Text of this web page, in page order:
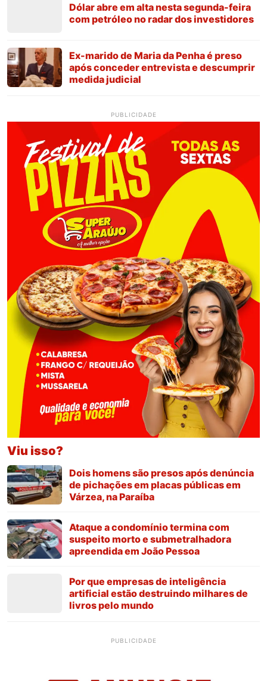
Dólar abre em alta nesta segunda-feira
com petróleo no radar dos investidores
Ex-marido de Maria da Penha é preso
após conceder entrevista e descumprir
medida judicial
PUBLICIDADE
Viu isso?
Dois homens são presos após denúncia
de pichações em placas públicas em
Várzea, na Paraíba
Ataque a condomínio termina com
suspeito morto e submetralhadora
apreendida em João Pessoa
Por que empresas de inteligência
artificial estão destruindo milhares de
livros pelo mundo
PUBLICIDADE